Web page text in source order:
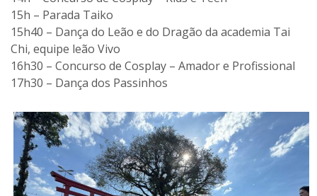
15h – Parada Taiko
15h40 – Dança do Leão e do Dragão da academia Tai
Chi, equipe leão Vivo
16h30 – Concurso de Cosplay – Amador e Profissional
17h30 – Dança dos Passinhos